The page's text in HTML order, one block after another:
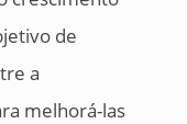
de
a
melhorá-las